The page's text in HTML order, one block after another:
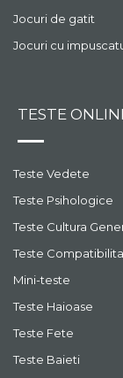
Jocuri de gatit
Jocuri cu
TESTE
Teste Vedete
Teste Psihologice
Teste Cultura
Teste
Mini-teste
Teste Haioase
Teste Fete
Teste Baieti